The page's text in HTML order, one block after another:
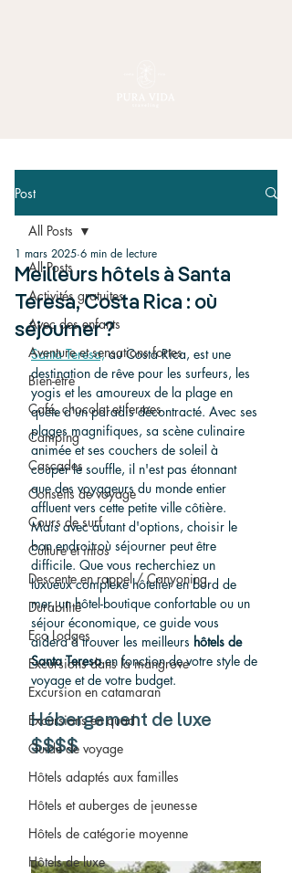
Post
All Posts
Activités gratuites
Avec des enfants
Aventure et sensations fortes
Bien-être
Café, chocolat et fermes
Camping
Cascades
Conseils de voyage
Cours de surf
Culture et infos
Descente en rappel / Canyoning
Durabilité
Eco Lodges
Excursions dans la mangrove
Excursion en catamaran
Excursions en quad
Guide de voyage
Hôtels adaptés aux familles
Hôtels et auberges de jeunesse
Hôtels de catégorie moyenne
Hôtels de luxe
All Posts
Meilleurs hôtels à Santa
Teresa, Costa Rica : où
séjourner ?
1 mars 2025 6 min de lecture
Santa Teresa, au Costa Rica, est une
destination de rêve pour les surfeurs, les
yogis et les amoureux de la plage en
quête d'un paradis décontracté. Avec ses
plages magnifiques, sa scène culinaire
animée et ses couchers de soleil à
couper le souffle, il n'est pas étonnant
que des voyageurs du monde entier
affluent vers cette petite ville côtière.
Mais avec autant d'options, choisir le
bon endroit où séjourner peut être
difficile. Que vous recherchiez un
luxueux complexe hôtelier en bord de
mer, un hôtel-boutique confortable ou un
séjour économique, ce guide vous
aidera à trouver les meilleurs hôtels de
Santa Teresa en fonction de votre style de
voyage et de votre budget.
Hébergement de luxe
$$$$